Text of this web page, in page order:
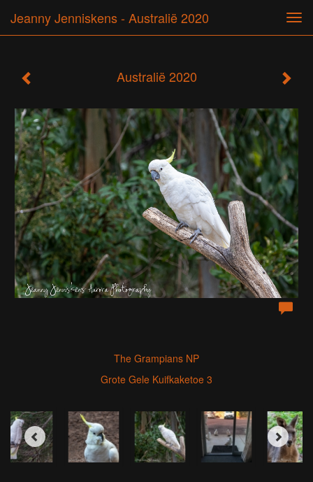
Jeanny Jenniskens - Australië 2020
Australië 2020
The Grampians NP
Grote Gele Kuifkaketoe 3